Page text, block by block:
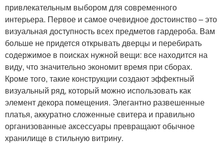
привлекательным выбором для современного
интерьера. Первое и самое очевидное достоинство – это
визуальная доступность всех предметов гардероба. Вам
больше не придется открывать дверцы и перебирать
содержимое в поисках нужной вещи: все находится на
виду, что значительно экономит время при сборах.
Кроме того, такие конструкции создают эффектный
визуальный ряд, который можно использовать как
элемент декора помещения. Элегантно развешенные
платья, аккуратно сложенные свитера и правильно
организованные аксессуары превращают обычное
хранилище в стильную витрину.